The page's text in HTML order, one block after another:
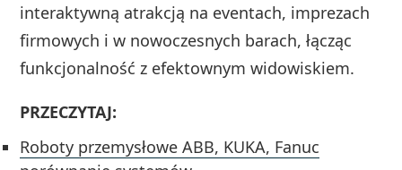
interaktywną atrakcją na eventach, imprezach
firmowych i w nowoczesnych barach, łącząc
funkcjonalność z efektownym widowiskiem.
PRZECZYTAJ:
Roboty przemysłowe ABB, KUKA, Fanuc